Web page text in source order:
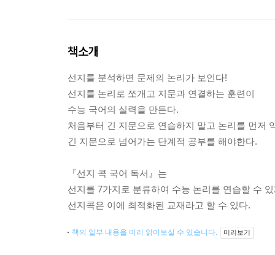
책소개
선지를 분석하면 문제의 논리가 보인다!
선지를 논리로 쪼개고 지문과 연결하는 훈련이
수능 국어의 실력을 만든다.
처음부터 긴 지문으로 연습하지 말고 논리를 먼저
긴 지문으로 넘어가는 단계적 공부를 해야한다.
『선지 콕 국어 독서』는
선지를 7가지로 분류하여 수능 논리를 연습할 수
선지콕은 이에 최적화된 교재라고 할 수 있다.
책의 일부 내용을 미리 읽어보실 수 있습니다. 미리보기